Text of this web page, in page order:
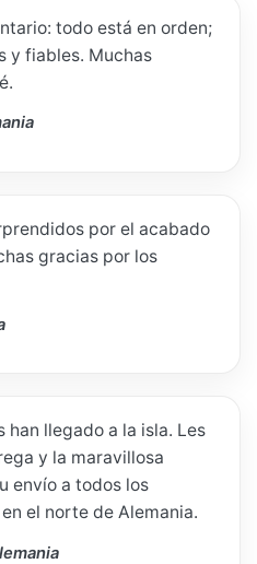
todo está en orden;
y fiables. Muchas
por el acabado
gracias por los
llegado a la isla. Les
y la maravillosa
envío a todos los
el norte de Alemania.